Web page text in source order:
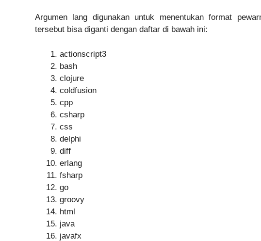
Argumen lang digunakan untuk menentukan format
tersebut bisa diganti dengan daftar di bawah ini:
actionscript3
bash
clojure
coldfusion
cpp
csharp
css
delphi
diff
erlang
fsharp
go
groovy
html
java
javafx